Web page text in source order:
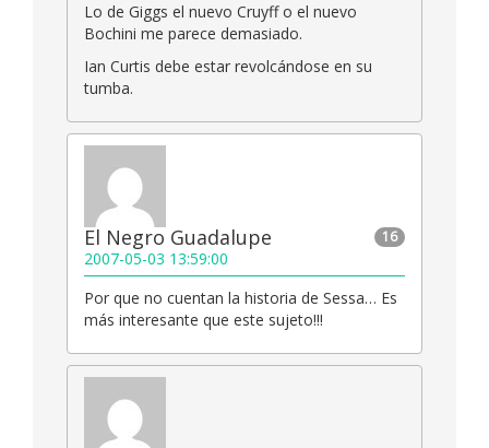
Lo de Giggs el nuevo Cruyff o el nuevo
Bochini me parece demasiado.
Ian Curtis debe estar revolcándose en su
tumba.
16
El Negro Guadalupe
2007-05-03 13:59:00
Por que no cuentan la historia de Sessa… Es
más interesante que este sujeto!!!